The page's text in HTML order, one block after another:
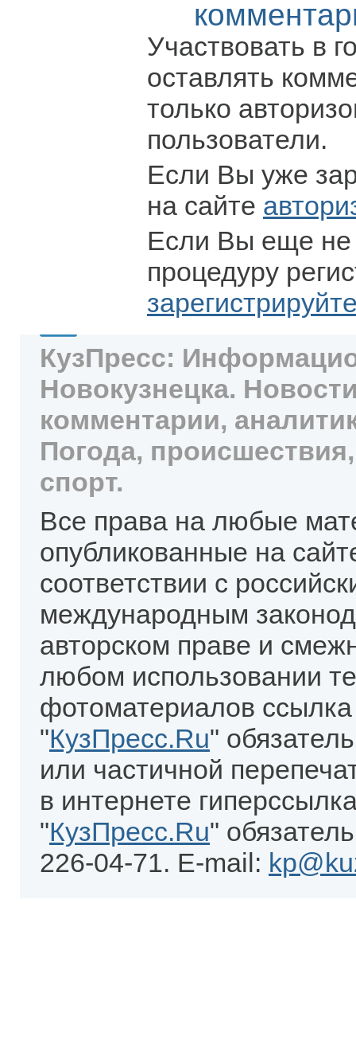
Участвовать в
оставлять
только
пользователи.
Если Вы уже
на сайте
Если Вы еще не
процедуру
КузПресс:
Новокузнецка.
комментарии,
Погода,
спорт.
Все права на любые
опубликованные на
соответствии с
международным
авторском праве и
любом использовании
фотоматериалов
"КузПресс.Ru"
или частичной
в интернете
"КузПресс.Ru"
226-04-71. E-mail: